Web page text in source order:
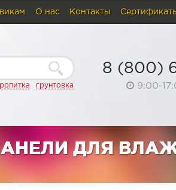
О нас Контакты
грунтовка
8 (800)
9:00-
ДЛЯ